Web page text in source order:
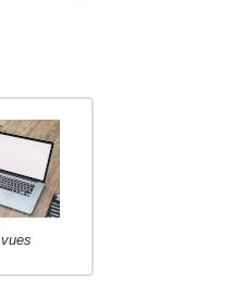
vues